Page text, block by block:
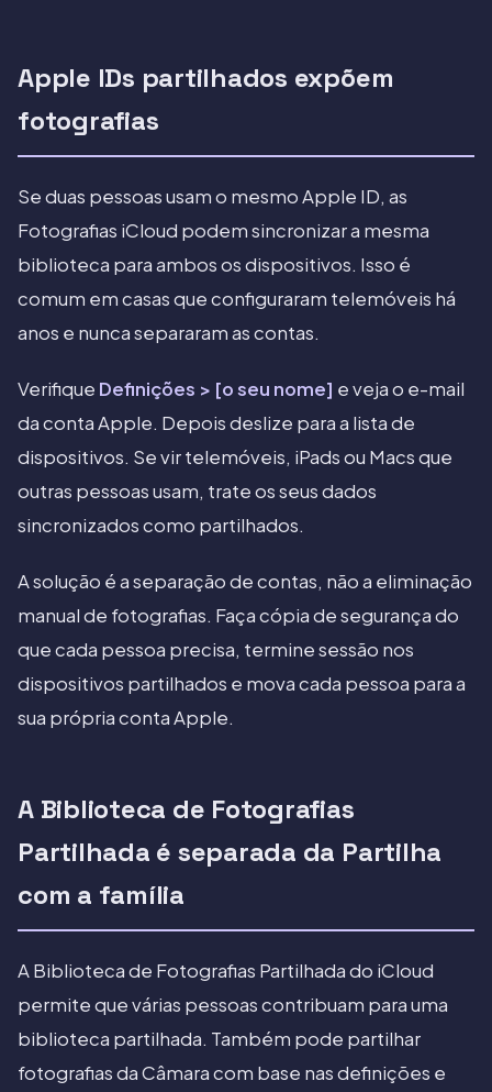
Apple IDs partilhados expõem
fotografias
Se duas pessoas usam o mesmo Apple ID, as
Fotografias iCloud podem sincronizar a mesma
biblioteca para ambos os dispositivos. Isso é
comum em casas que configuraram telemóveis há
anos e nunca separaram as contas.
Verifique Definições > [o seu nome] e veja o e-mail
da conta Apple. Depois deslize para a lista de
dispositivos. Se vir telemóveis, iPads ou Macs que
outras pessoas usam, trate os seus dados
sincronizados como partilhados.
A solução é a separação de contas, não a eliminação
manual de fotografias. Faça cópia de segurança do
que cada pessoa precisa, termine sessão nos
dispositivos partilhados e mova cada pessoa para a
sua própria conta Apple.
A Biblioteca de Fotografias
Partilhada é separada da Partilha
com a família
A Biblioteca de Fotografias Partilhada do iCloud
permite que várias pessoas contribuam para uma
biblioteca partilhada. Também pode partilhar
fotografias da Câmara com base nas definições e